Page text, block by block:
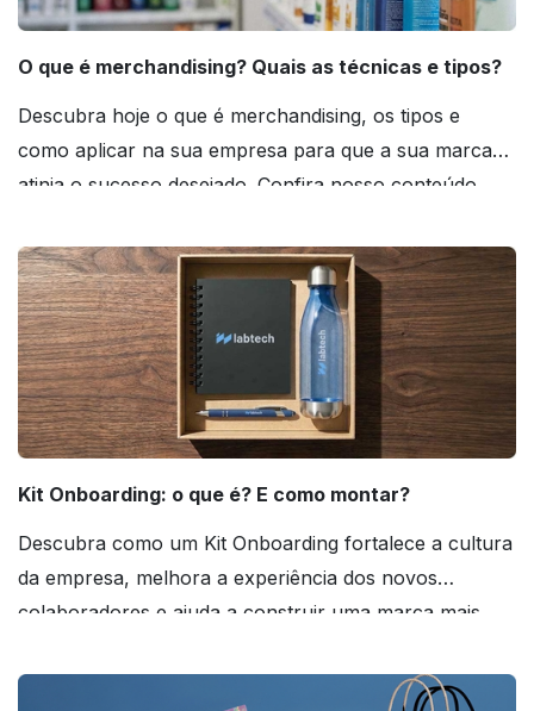
O que é merchandising? Quais as técnicas e tipos?
Descubra hoje o que é merchandising, os tipos e
como aplicar na sua empresa para que a sua marca
atinja o sucesso desejado. Confira nosso conteúdo
Kit Onboarding: o que é? E como montar?
Descubra como um Kit Onboarding fortalece a cultura
da empresa, melhora a experiência dos novos
colaboradores e ajuda a construir uma marca mais